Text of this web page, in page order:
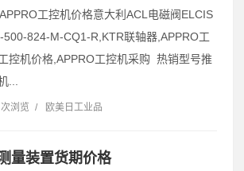
工控机价格意大利ACL电磁阀ELCIS
824-M-CQ1-R,KTR联轴器,APPRO工
控机价格,APPRO工控机采购 热销型号推
...
浏览 / 欧美日工业品
量装置货期价格